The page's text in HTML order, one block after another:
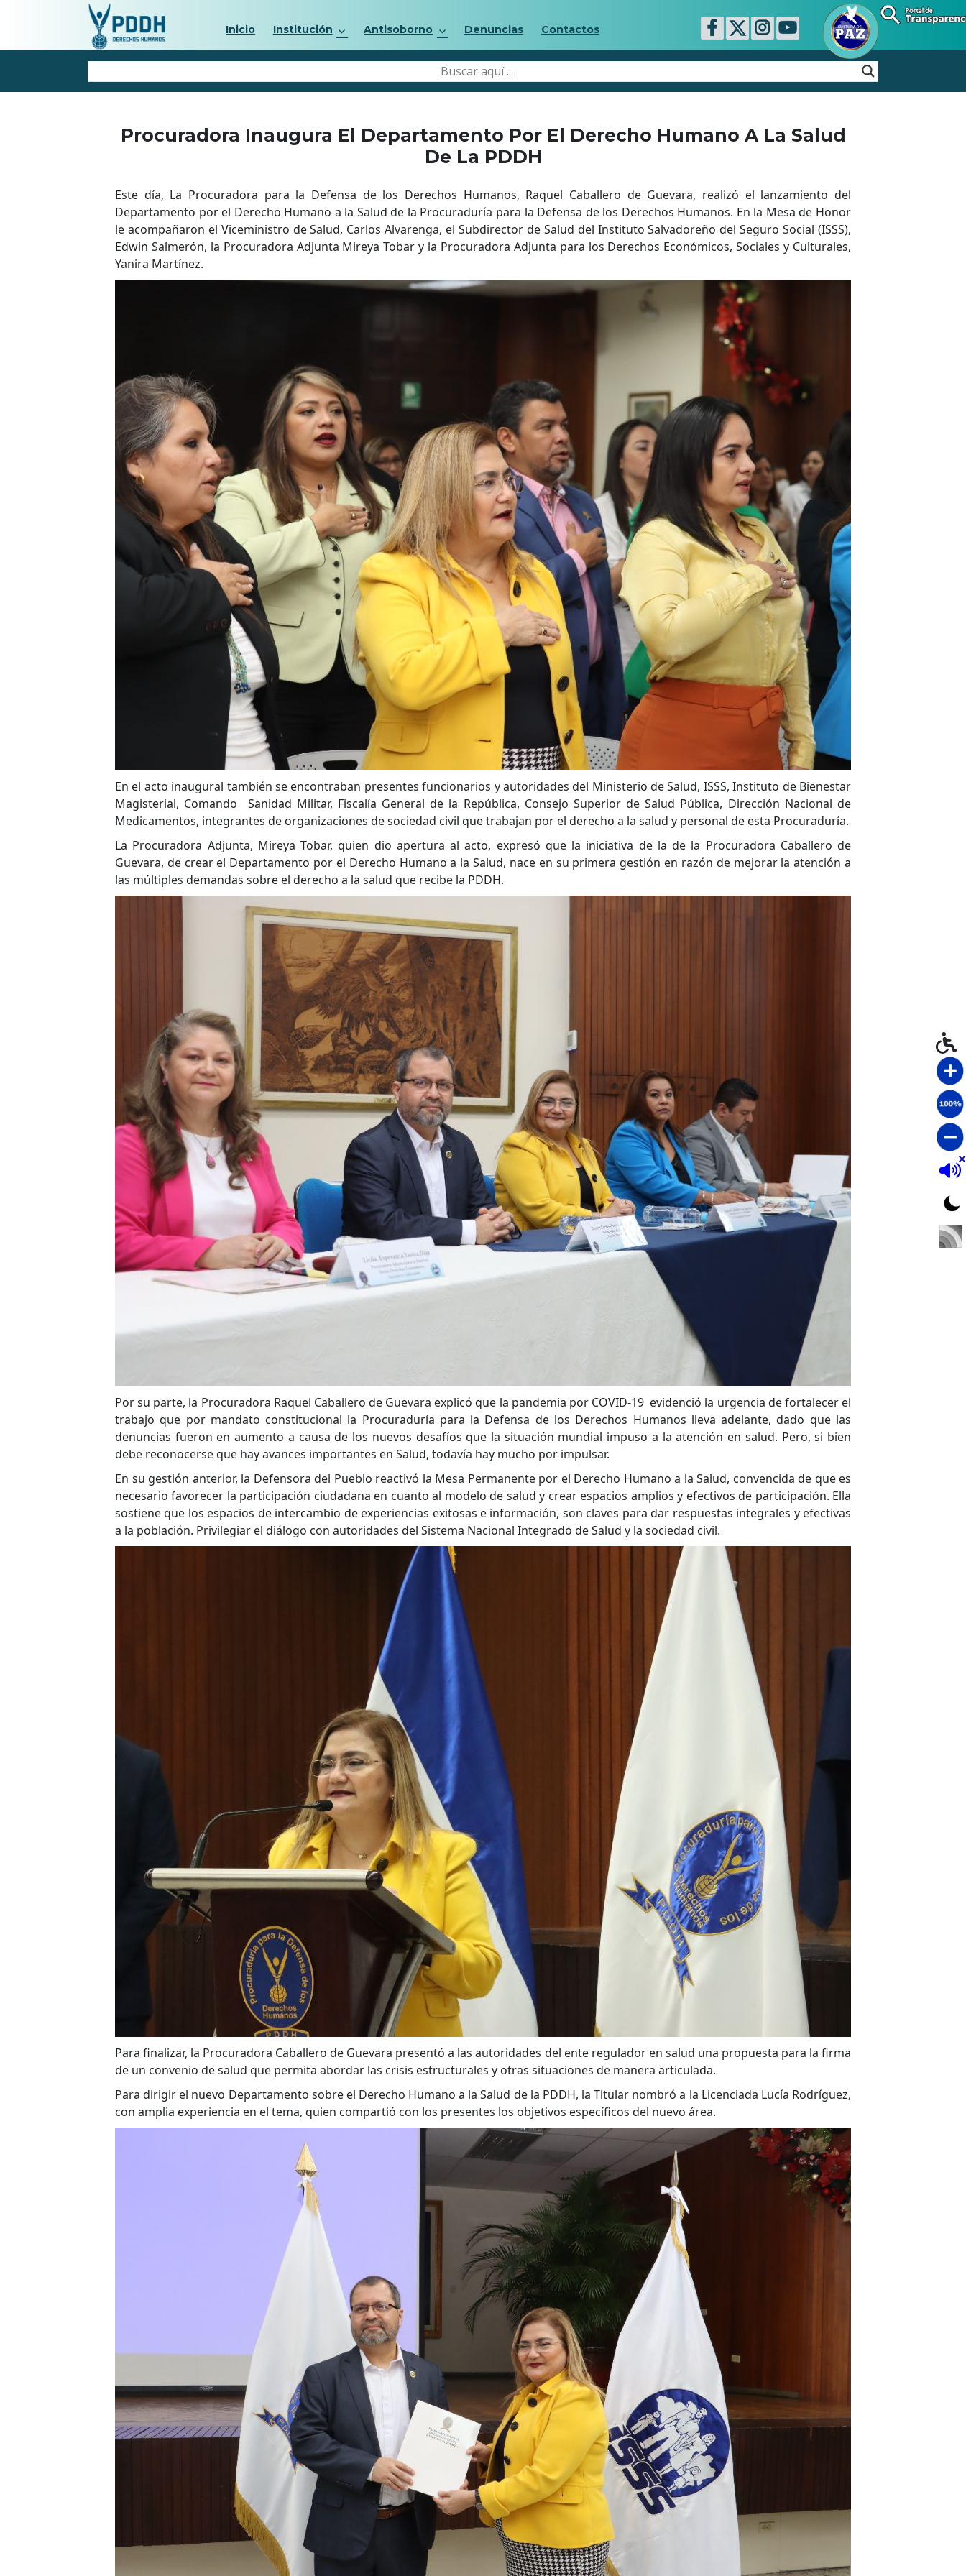
Inicio Institución Antisoborno Denuncias Contactos
Procuradora Inaugura El Departamento Por El Derecho Humano A La Salud
De La PDDH
Este día, La Procuradora para la Defensa de los Derechos Humanos, Raquel Caballero de Guevara, realizó el lanzamiento del
Departamento por el Derecho Humano a la Salud de la Procuraduría para la Defensa de los Derechos Humanos. En la Mesa de Honor
le acompañaron el Viceministro de Salud, Carlos Alvarenga, el Subdirector de Salud del Instituto Salvadoreño del Seguro Social (ISSS),
Edwin Salmerón, la Procuradora Adjunta Mireya Tobar y la Procuradora Adjunta para los Derechos Económicos, Sociales y Culturales,
Yanira Martínez.
En el acto inaugural también se encontraban presentes funcionarios y autoridades del Ministerio de Salud, ISSS, Instituto de Bienestar
Magisterial, Comando Sanidad Militar, Fiscalía General de la República, Consejo Superior de Salud Pública, Dirección Nacional de
Medicamentos, integrantes de organizaciones de sociedad civil que trabajan por el derecho a la salud y personal de esta Procuraduría.
La Procuradora Adjunta, Mireya Tobar, quien dio apertura al acto, expresó que la iniciativa de la de la Procuradora Caballero de
Guevara, de crear el Departamento por el Derecho Humano a la Salud, nace en su primera gestión en razón de mejorar la atención a
las múltiples demandas sobre el derecho a la salud que recibe la PDDH.
Por su parte, la Procuradora Raquel Caballero de Guevara explicó que la pandemia por COVID-19 evidenció la urgencia de fortalecer el
trabajo que por mandato constitucional la Procuraduría para la Defensa de los Derechos Humanos lleva adelante, dado que las
denuncias fueron en aumento a causa de los nuevos desafíos que la situación mundial impuso a la atención en salud. Pero, si bien
debe reconocerse que hay avances importantes en Salud, todavía hay mucho por impulsar.
En su gestión anterior, la Defensora del Pueblo reactivó la Mesa Permanente por el Derecho Humano a la Salud, convencida de que es
necesario favorecer la participación ciudadana en cuanto al modelo de salud y crear espacios amplios y efectivos de participación. Ella
sostiene que los espacios de intercambio de experiencias exitosas e información, son claves para dar respuestas integrales y efectivas
a la población. Privilegiar el diálogo con autoridades del Sistema Nacional Integrado de Salud y la sociedad civil.
Para finalizar, la Procuradora Caballero de Guevara presentó a las autoridades del ente regulador en salud una propuesta para la firma
de un convenio de salud que permita abordar las crisis estructurales y otras situaciones de manera articulada.
Para dirigir el nuevo Departamento sobre el Derecho Humano a la Salud de la PDDH, la Titular nombró a la Licenciada Lucía Rodríguez,
con amplia experiencia en el tema, quien compartió con los presentes los objetivos específicos del nuevo área.